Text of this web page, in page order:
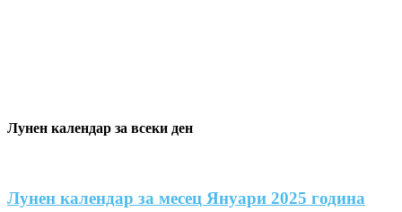
Лунен календар за всеки ден
Лунен календар за месец Януари 2025 година